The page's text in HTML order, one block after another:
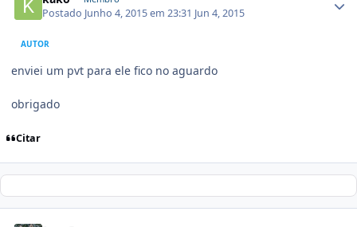
Postado Junho 4, 2015 em 23:31 Jun 4, 2015
AUTOR
enviei um pvt para ele fico no aguardo
obrigado
Citar